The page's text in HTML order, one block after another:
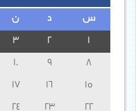
س ن
3
15
16
17
22
23
24